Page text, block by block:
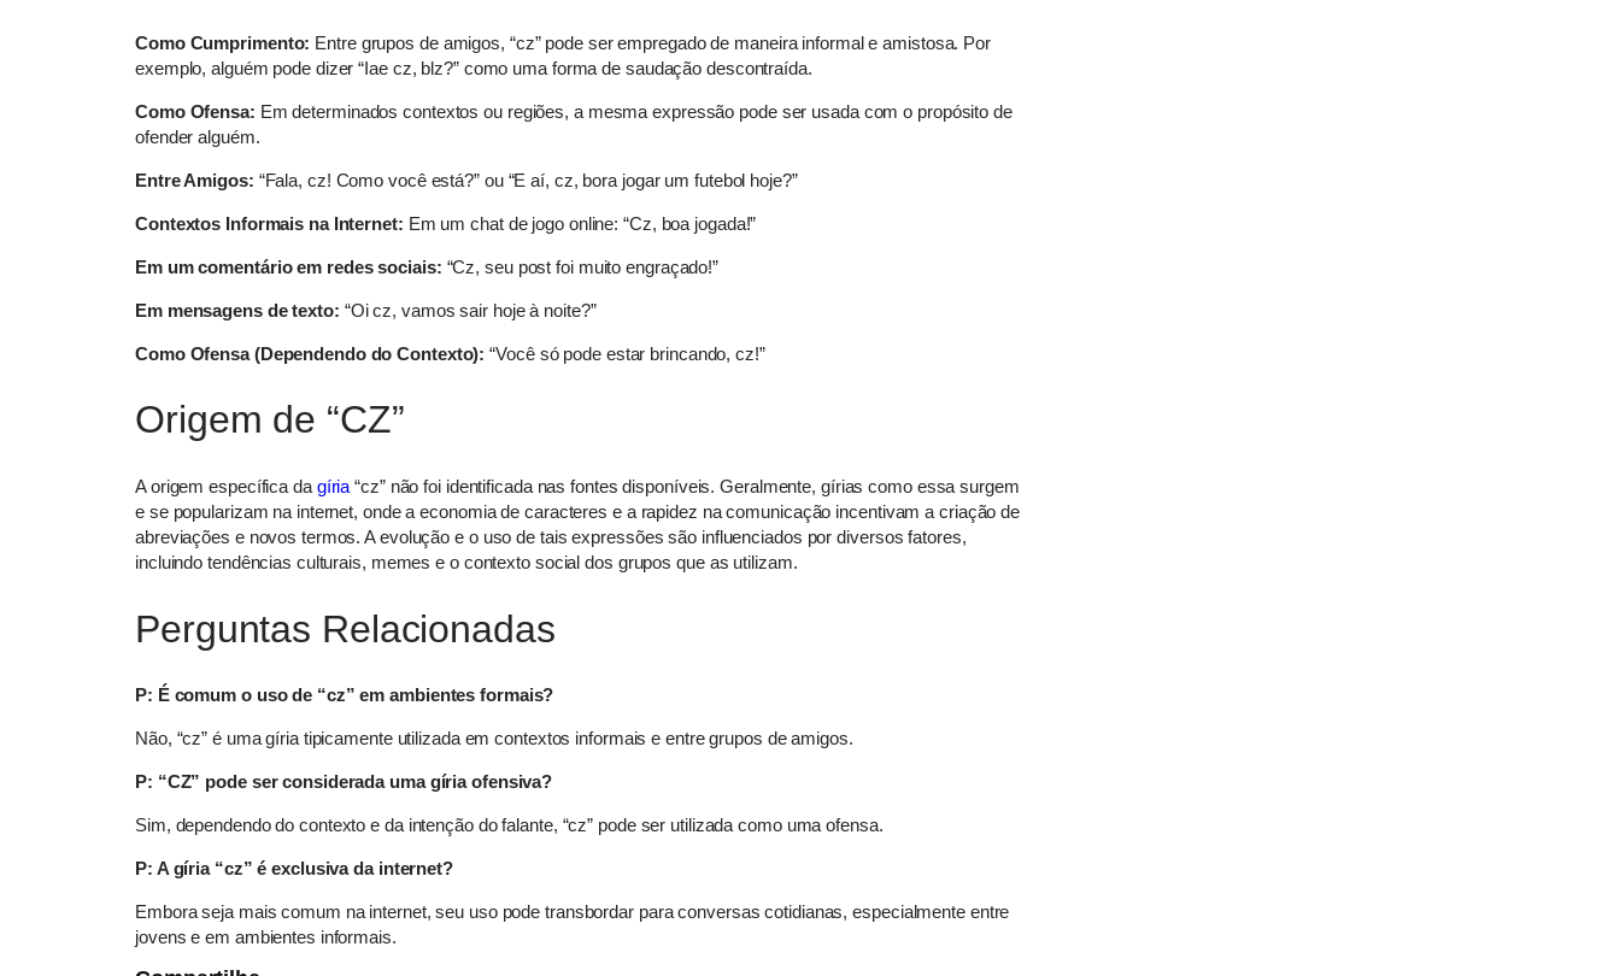
Como Cumprimento: Entre grupos de amigos, “cz” pode ser empregado de maneira informal e amistosa. Por
exemplo, alguém pode dizer “Iae cz, blz?” como uma forma de saudação descontraída.
Como Ofensa: Em determinados contextos ou regiões, a mesma expressão pode ser usada com o propósito de
ofender alguém.
Entre Amigos: “Fala, cz! Como você está?” ou “E aí, cz, bora jogar um futebol hoje?”
Contextos Informais na Internet: Em um chat de jogo online: “Cz, boa jogada!”
Em um comentário em redes sociais: “Cz, seu post foi muito engraçado!”
Em mensagens de texto: “Oi cz, vamos sair hoje à noite?”
Como Ofensa (Dependendo do Contexto): “Você só pode estar brincando, cz!”
Origem de “CZ”
A origem específica da gíria “cz” não foi identificada nas fontes disponíveis. Geralmente, gírias como essa surgem
e se popularizam na internet, onde a economia de caracteres e a rapidez na comunicação incentivam a criação de
abreviações e novos termos. A evolução e o uso de tais expressões são influenciados por diversos fatores,
incluindo tendências culturais, memes e o contexto social dos grupos que as utilizam.
Perguntas Relacionadas
P: É comum o uso de “cz” em ambientes formais?
Não, “cz” é uma gíria tipicamente utilizada em contextos informais e entre grupos de amigos.
P: “CZ” pode ser considerada uma gíria ofensiva?
Sim, dependendo do contexto e da intenção do falante, “cz” pode ser utilizada como uma ofensa.
P: A gíria “cz” é exclusiva da internet?
Embora seja mais comum na internet, seu uso pode transbordar para conversas cotidianas, especialmente entre
jovens e em ambientes informais.